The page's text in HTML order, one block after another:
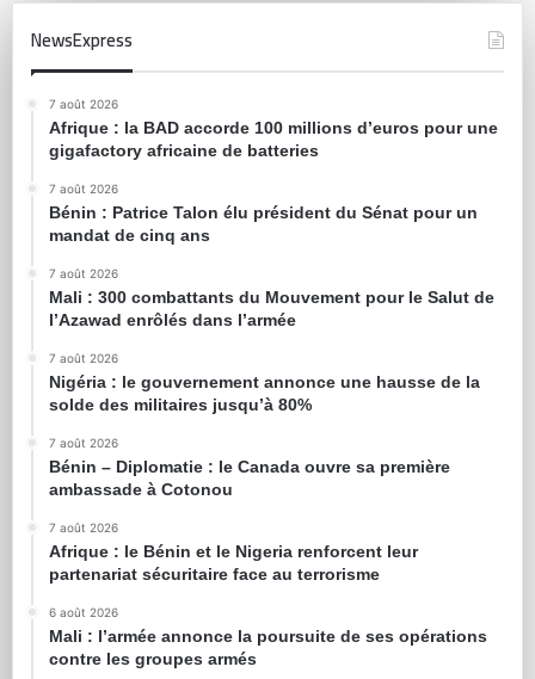
NewsExpress
7 août 2026
Afrique : la BAD accorde 100 millions d’euros pour une
gigafactory africaine de batteries
7 août 2026
Bénin : Patrice Talon élu président du Sénat pour un
mandat de cinq ans
7 août 2026
Mali : 300 combattants du Mouvement pour le Salut de
l’Azawad enrôlés dans l’armée
7 août 2026
Nigéria : le gouvernement annonce une hausse de la
solde des militaires jusqu’à 80%
7 août 2026
Bénin – Diplomatie : le Canada ouvre sa première
ambassade à Cotonou
7 août 2026
Afrique : le Bénin et le Nigeria renforcent leur
partenariat sécuritaire face au terrorisme
6 août 2026
Mali : l’armée annonce la poursuite de ses opérations
contre les groupes armés